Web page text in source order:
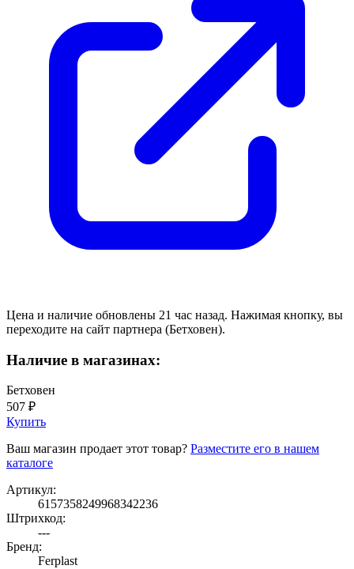
Цена и наличие обновлены 21 час назад. Нажимая кнопку, вы
переходите на сайт партнера (Бетховен).
Наличие в магазинах:
Бетховен
507 ₽
Купить
Ваш магазин продает этот товар? Разместите его в нашем
каталоге
Артикул:
6157358249968342236
Штрихкод:
---
Бренд:
Ferplast